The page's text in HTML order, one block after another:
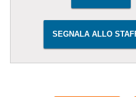
SEGNALA ALLO